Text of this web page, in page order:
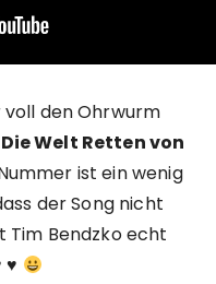
den Ohrwurm
Welt Retten von
ist ein wenig
der Song nicht
Tim Bendzko echt
♥